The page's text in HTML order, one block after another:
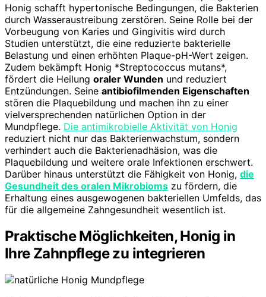
Honig schafft hypertonische Bedingungen, die Bakterien
durch Wasseraustreibung zerstören. Seine Rolle bei der
Vorbeugung von Karies und Gingivitis wird durch
Studien unterstützt, die eine reduzierte bakterielle
Belastung und einen erhöhten Plaque-pH-Wert zeigen.
Zudem bekämpft Honig *Streptococcus mutans*,
fördert die Heilung oraler Wunden und reduziert
Entzündungen. Seine antibiofilmenden Eigenschaften
stören die Plaquebildung und machen ihn zu einer
vielversprechenden natürlichen Option in der
Mundpflege. Die antimikrobielle Aktivität von Honig
reduziert nicht nur das Bakterienwachstum, sondern
verhindert auch die Bakterienadhäsion, was die
Plaquebildung und weitere orale Infektionen erschwert.
Darüber hinaus unterstützt die Fähigkeit von Honig, die
Gesundheit des oralen Mikrobioms zu fördern, die
Erhaltung eines ausgewogenen bakteriellen Umfelds, das
für die allgemeine Zahngesundheit wesentlich ist.
Praktische Möglichkeiten, Honig in
Ihre Zahnpflege zu integrieren